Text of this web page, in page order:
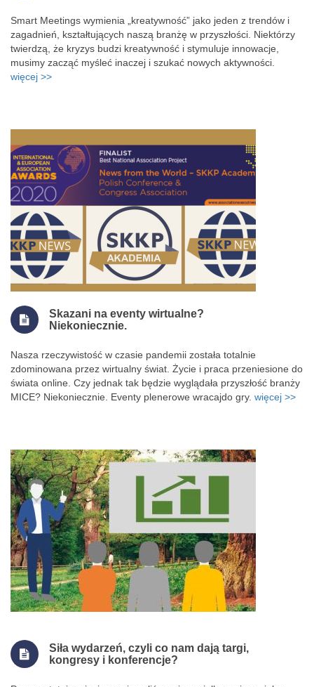
Smart Meetings wymienia „kreatywność” jako jeden z trendów i
zagadnień, kształtujących naszą branżę w przyszłości. Niektórzy
twierdzą, że kryzys budzi kreatywność i stymuluje innowacje,
musimy zacząć myśleć inaczej i szukać nowych aktywności.
więcej >>
Skazani na eventy wirtualne?
Niekoniecznie.
Nasza rzeczywistość w czasie pandemii została totalnie
zdominowana przez wirtualny świat. Życie i praca przeniesione do
świata online. Czy jednak tak będzie wyglądała przyszłość branży
MICE? Niekoniecznie. Eventy plenerowe wracajdo gry. więcej >>
Siła wydarzeń, czyli co nam dają targi,
kongresy i konferencje?